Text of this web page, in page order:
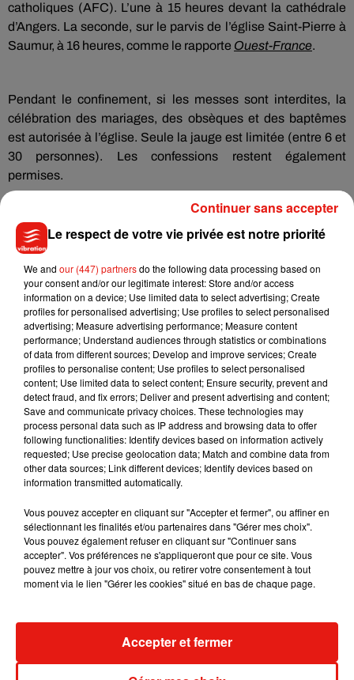
catholiques (AFC). L’une à 15 heures devant la cathédrale
d’Angers. La seconde, sur le parvis de l’église Saint-Pierre à
Saumur, à 16 heures, comme le rapporte Ouest-France.
Pendant le confinement, si les messes sont interdites, la
célébration des mariages, des obsèques et des baptêmes
est autorisée à l’église. Seule la jauge est limitée (entre 6 et
30 personnes). Les confessions restent également
permises.
Musique
5 août 2026
Benny Blanco invite Selena Gomez et
Becky G sur son nouveau single
Tiny Desk invite Charlie Puth pour une
live session solaire
Ariana Grande prendra une pause après
sa tournée mondiale
Le respect de votre vie privée est notre priorité
We and our (447) partnersdo the following data processing based on
your consent and/or our legitimate interest: Store and/or access
information on a device; Use limited data to select advertising; Create
profiles for personalised advertising; Use profiles to select personalised
advertising; Measure advertising performance; Measure content
performance; Understand audiences through statistics or combinations
of data from different sources; Develop and improve services; Create
profiles to personalise content; Use profiles to select personalised
content; Use limited data to select content; Ensure security, prevent and
detect fraud, and fix errors; Deliver and present advertising and content;
Save and communicate privacy choices. These technologies may
process personal data such as IP address and browsing data to offer
following functionalities: Identify devices based on information actively
requested; Use precise geolocation data; Match and combine data from
other data sources; Link different devices; Identify devices based on
information transmitted automatically.
Vous pouvez accepter en cliquant sur "Accepter et fermer", ou affiner en
sélectionnant les finalités et/ou partenaires dans "Gérer mes choix".
Vous pouvez également refuser en cliquant sur "Continuer sans
accepter". Vos préférences ne s'appliqueront que pour ce site. Vous
pouvez mettre à jour vos choix, ou retirer votre consentement à tout
moment via le lien "Gérer les cookies" situé en bas de chaque page.
Accepter et fermer
Continuer sans accepter